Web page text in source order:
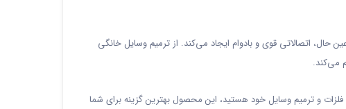
اتصالاتی قوی و بادوام ایجاد می‌کند. از ترمیم وسایل خانگی
می‌کند.
و ترمیم وسایل خود هستید، این محصول بهترین گزینه برای شما